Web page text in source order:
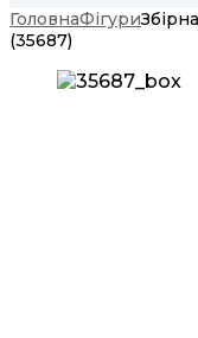
ГоловнаФігури
(35687)